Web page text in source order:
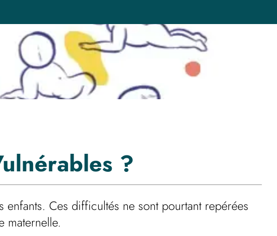
?
Ces difficultés ne sont pourtant repérées
maternelle.